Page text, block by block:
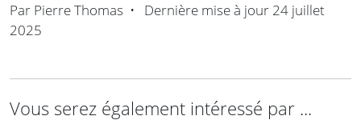
Par Pierre Thomas • Dernière mise à jour 24 juillet
2025
Vous serez également intéressé par ...